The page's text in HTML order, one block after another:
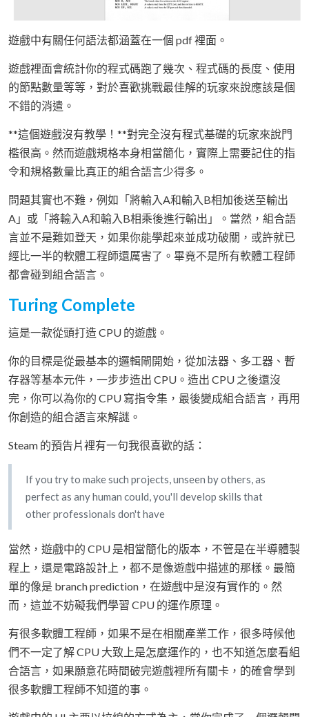
遊戲中有關任何語法都涵蓋在一個 pdf 裡面。
遊戲裡面會統計你的程式碼跑了幾次、程式碼的長度、使用
的節點數量等等，對於喜歡挑戰最佳解的玩家來說應該是個
不錯的消遣。
**這個遊戲沒有教學！**對完全沒有程式基礎的玩家來說門
檻很高。然而遊戲規格本身相當簡化，實際上需要記住的指
令和規格數量比真正的組合語言少得多。
問題其實也不難，例如「將輸入A和輸入B相加後送至輸出
A」或「將輸入A和輸入B相乘後進行輸出」。當然，組合語
言並不是難如登天，如果你能學起來並成功破關，或許就已
經比一半的軟體工程師還厲害了。畢竟不是所有軟體工程師
都會碰到組合語言。
Turing Complete
這是一款從頭打造 CPU 的遊戲。
你的目標是從最基本的邏輯閘開始，從加法器、多工器、暫
存器等基本元件，一步步造出 CPU。造出 CPU 之後還沒
完，你可以為你的 CPU 寫指令集，最後變成組合語言，再用
你創造的組合語言來解謎。
Steam 的預告片裡有一句我很喜歡的話：
If you try to make such projects, unseen by others, as
perfect as any human could, you'll develop skills that
other professionals don't have
當然，遊戲中的 CPU 是相當簡化的版本，不管是在半導體製
程上，還是電路設計上，都不是像遊戲中描述的那樣。最簡
單的像是 branch prediction，在遊戲中是沒有實作的。然
而，這並不妨礙我們學習 CPU 的運作原理。
有很多軟體工程師，如果不是在相關產業工作，很多時候他
們不一定了解 CPU 大致上是怎麼運作的，也不知道怎麼看組
合語言，如果願意花時間破完遊戲裡所有關卡，的確會學到
很多軟體工程師不知道的事。